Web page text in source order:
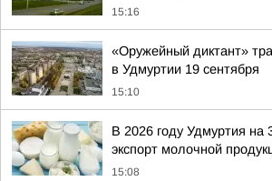
15:16
«Оружейный диктант»
в Удмуртии 19 сентября
15:10
В 2026 году Удмуртия на
экспорт молочной
15:08